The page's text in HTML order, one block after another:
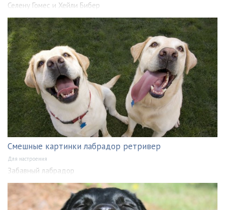
Селену Гомес и Хейли Бибер
Смешные картинки лабрадор ретривер
Для настроения
Забавный лабрадор